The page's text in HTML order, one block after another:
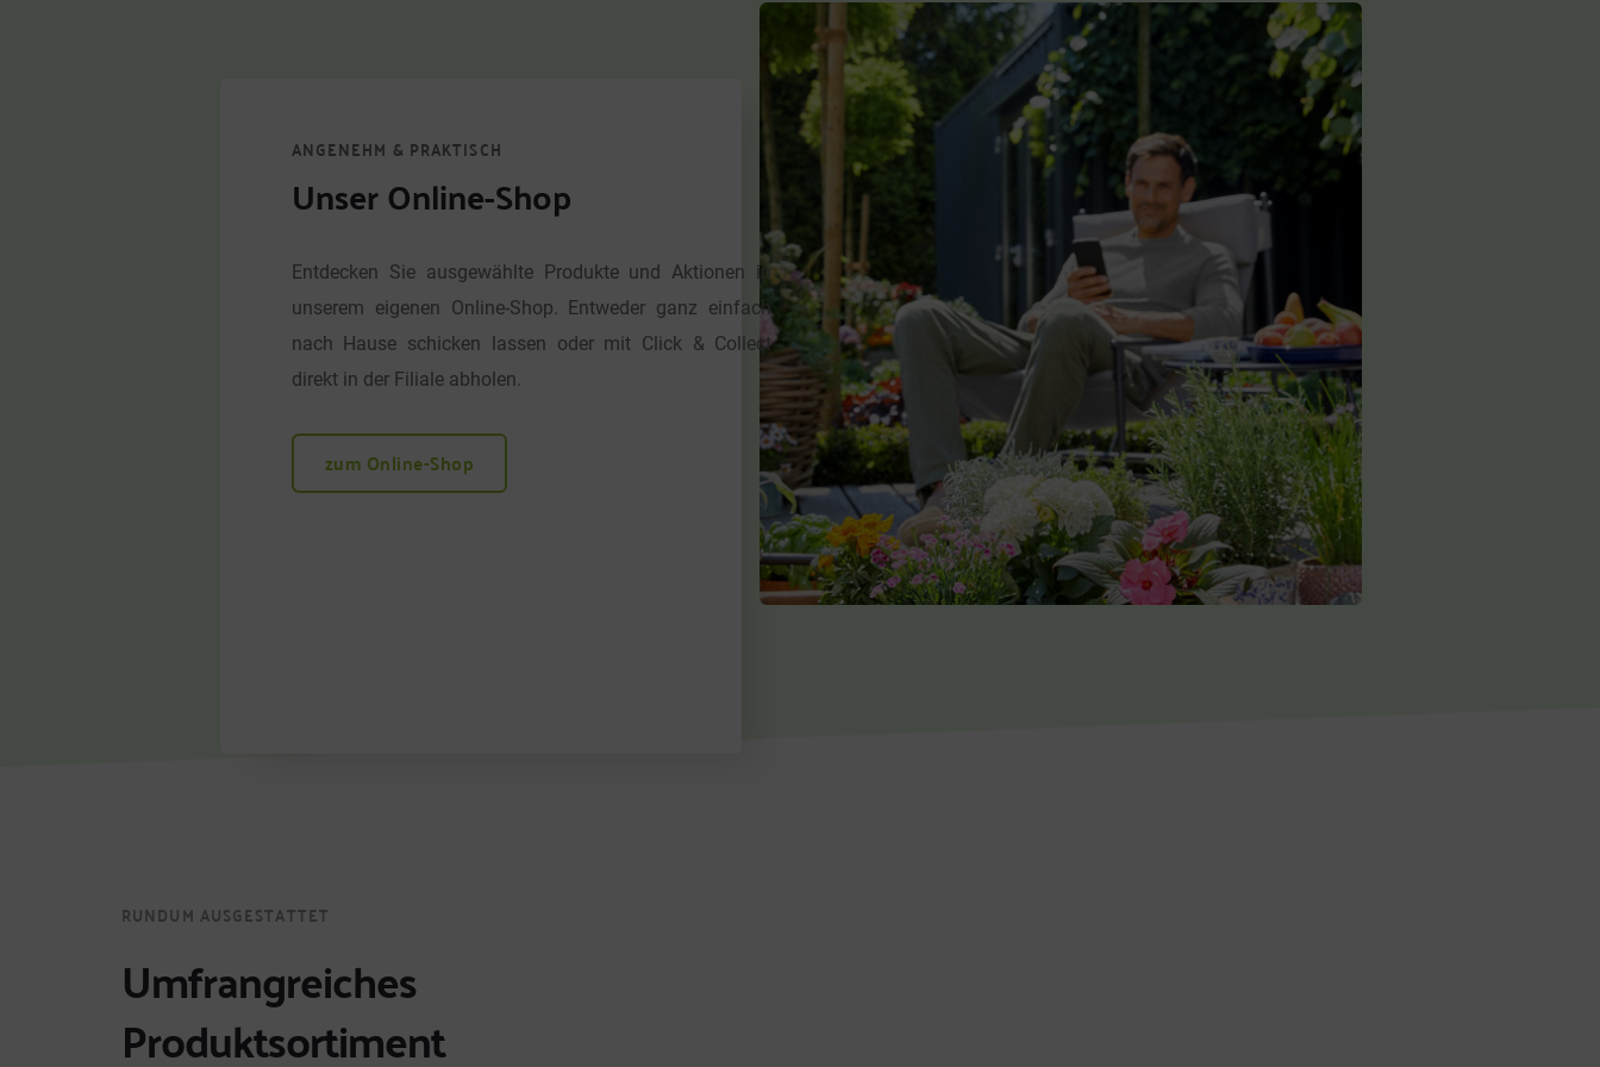
ANGENEHM & PRAKTISCH
Unser Online-Shop
Entdecken Sie ausgewählte Produkte und Aktionen in
unserem eigenen Online-Shop. Entweder ganz einfach
nach Hause schicken lassen oder mit Click & Collect
direkt in der Filiale abholen.
zum Online-Shop
RUNDUM AUSGESTATTET
Umfrangreiches
Produktsortiment